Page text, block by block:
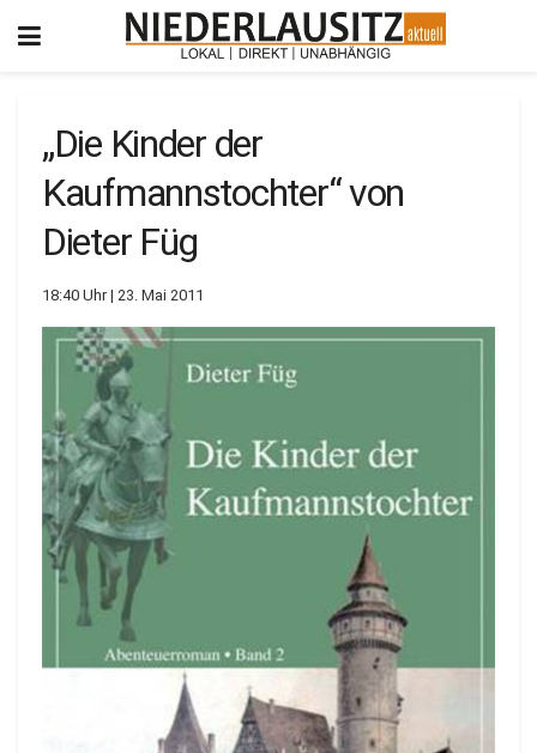
„Die Kinder der
Kaufmannstochter“ von
Dieter Füg
18:40 Uhr | 23. Mai 2011